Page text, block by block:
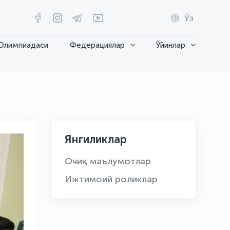
Ўз
Федерациялар Ўйинлар
Янгиликлар
Очиқ маълумотлар
Ижтимоий роликлар